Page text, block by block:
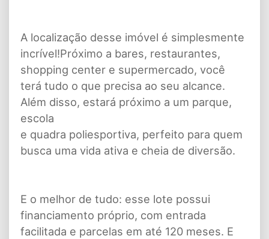
A localização desse imóvel é simplesmente
incrível!Próximo a bares, restaurantes,
shopping center e supermercado, você
terá tudo o que precisa ao seu alcance.
Além disso, estará próximo a um parque,
escola
e quadra poliesportiva, perfeito para quem
busca uma vida ativa e cheia de diversão.
E o melhor de tudo: esse lote possui
financiamento próprio, com entrada
facilitada e parcelas em até 120 meses. E